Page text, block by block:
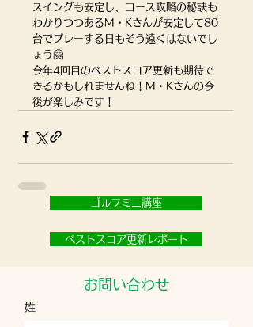
スイングも安定し、コース攻略の秘訣も
わかりつつあるM・Kさんが安定して80
台でプレーする日もそう遠くはないでし
ょう🤗
今年4回目のベストスコア更新も期待で
きるかもしれませんね！M・Kさんの今
後が楽しみです！
ゴルフミニ講座
ベストスコア更新レポート
お問い合わせ
姓